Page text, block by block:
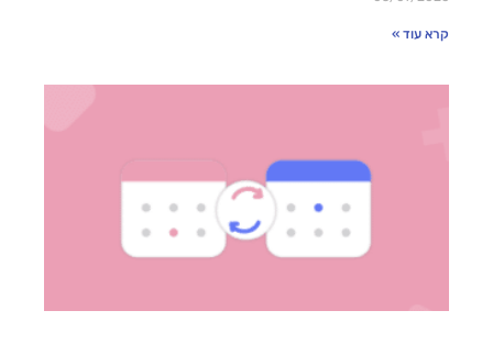
קרא עוד »